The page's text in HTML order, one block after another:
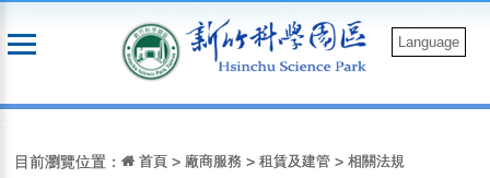
到
Language
目前瀏覽位置： 首頁 > 廠商服務 >租賃及建管 >相關法規